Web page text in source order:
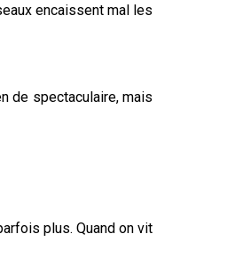
encaissent mal les
de spectaculaire, mais
plus. Quand on vit